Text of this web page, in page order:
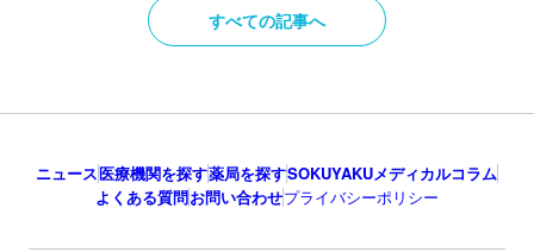
すべての記事へ
ニュース医療機関を探す薬局を探すSOKUYAKUメディカルコラム
よくある質問お問い合わせプライバシーポリシー